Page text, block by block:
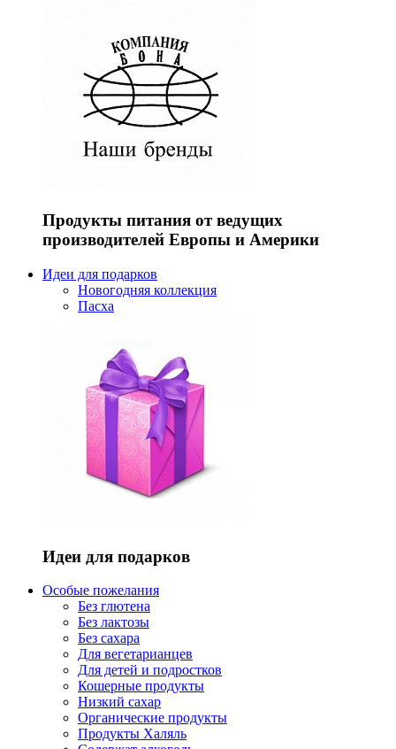
Продукты питания от ведущих
производителей Европы и Америки
Идеи для подарков
Новогодняя коллекция
Пасха
Идеи для подарков
Особые пожелания
Без глютена
Без лактозы
Без сахара
Для вегетарианцев
Для детей и подростков
Кошерные продукты
Низкий сахар
Органические продукты
Продукты Халяль